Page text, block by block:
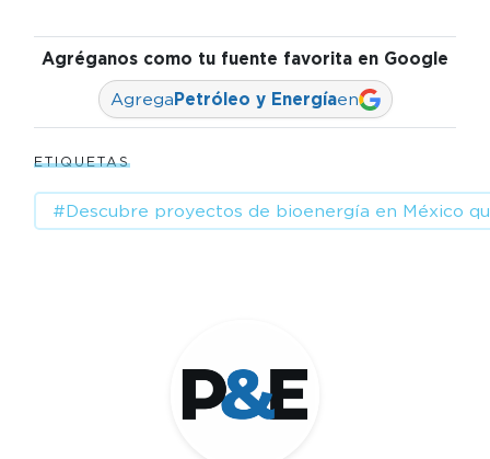
Agréganos como tu fuente favorita en Google
AgregaPetróleo y Energíaen
ETIQUETAS
#Descubre proyectos de bioenergía en México